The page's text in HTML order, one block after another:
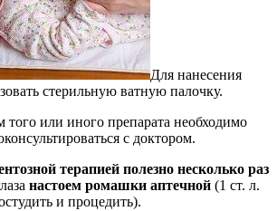
Для нанесения
стерильную ватную палочку.
или иного препарата необходимо
с доктором.
терапией полезно несколько раз
настоем ромашки аптечной (1 ст. л.
и процедить).